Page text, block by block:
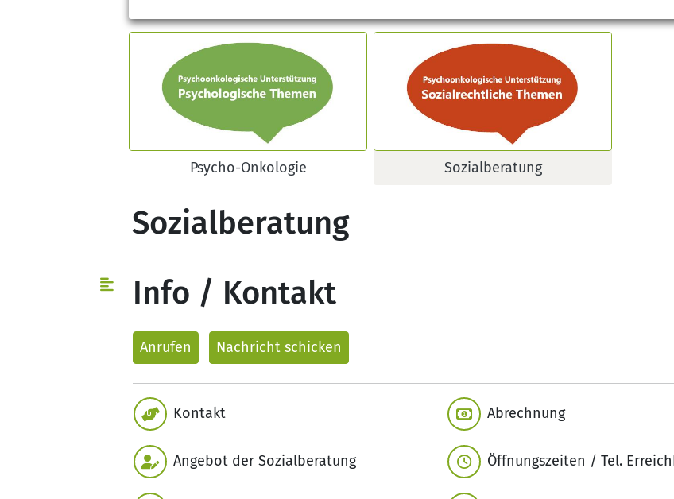
Psycho-Onkologie Sozialberatung
Sozialberatung
Info / Kontakt
Anrufen Nachricht schicken
Kontakt
Angebot der Sozialberatung
Abrechnung
Öffnungszeiten / Tel.